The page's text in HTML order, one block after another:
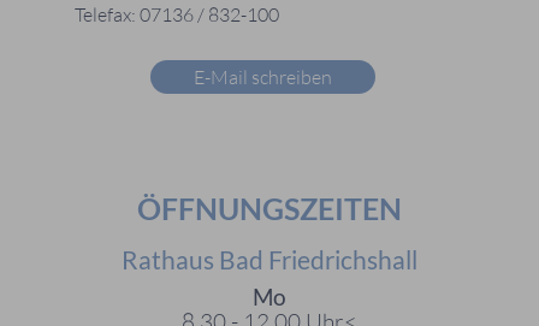
Telefax: 07136 / 832-100
E-Mail schreiben
ÖFFNUNGSZEITEN
Rathaus Bad Friedrichshall
Mo